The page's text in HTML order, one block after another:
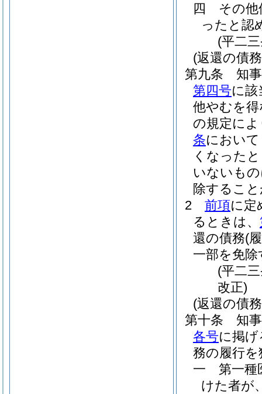
四
その
ったと認
(平二
(返還の債
第九条
知
第四号に該
他やむを
の規定に
条におい
くなった
いないも
除するこ
2
前項に定
るときは、
還の債務(
一部を免
(平二
改正)
(返還の債
第十条
知
各号に掲
務の履行
一
第一種
けた者が